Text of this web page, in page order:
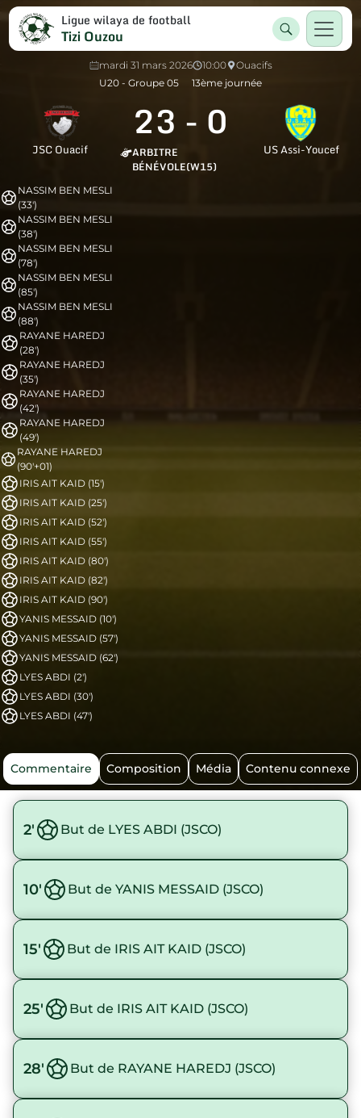
Ligue wilaya de football
Tizi Ouzou
mardi 31 mars 2026 10:00
Ouacifs
U20 - Groupe 05
13ème journée
JSC Ouacif
23 - 0
ARBITRE
BÉNÉVOLE(W15)
US Assi-Youcef
NASSIM BEN MESLI
(33')
NASSIM BEN MESLI
(38')
NASSIM BEN MESLI
(78')
NASSIM BEN MESLI
(85')
NASSIM BEN MESLI
(88')
RAYANE HAREDJ
(28')
RAYANE HAREDJ
(35')
RAYANE HAREDJ
(42')
RAYANE HAREDJ
(49')
RAYANE HAREDJ
(90'+01)
IRIS AIT KAID (15')
IRIS AIT KAID (25')
IRIS AIT KAID (52')
IRIS AIT KAID (55')
IRIS AIT KAID (80')
IRIS AIT KAID (82')
IRIS AIT KAID (90')
YANIS MESSAID (10')
YANIS MESSAID (57')
YANIS MESSAID (62')
LYES ABDI (2')
LYES ABDI (30')
LYES ABDI (47')
Commentaire Composition Média Contenu connexe
2' But de LYES ABDI (JSCO)
10' But de YANIS MESSAID (JSCO)
15' But de IRIS AIT KAID (JSCO)
25' But de IRIS AIT KAID (JSCO)
28' But de RAYANE HAREDJ (JSCO)